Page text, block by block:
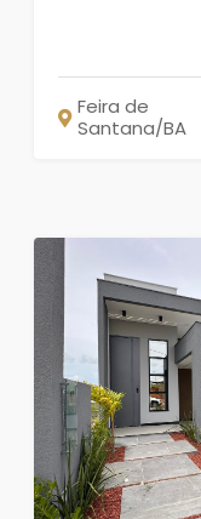
Feira de
Santana/BA